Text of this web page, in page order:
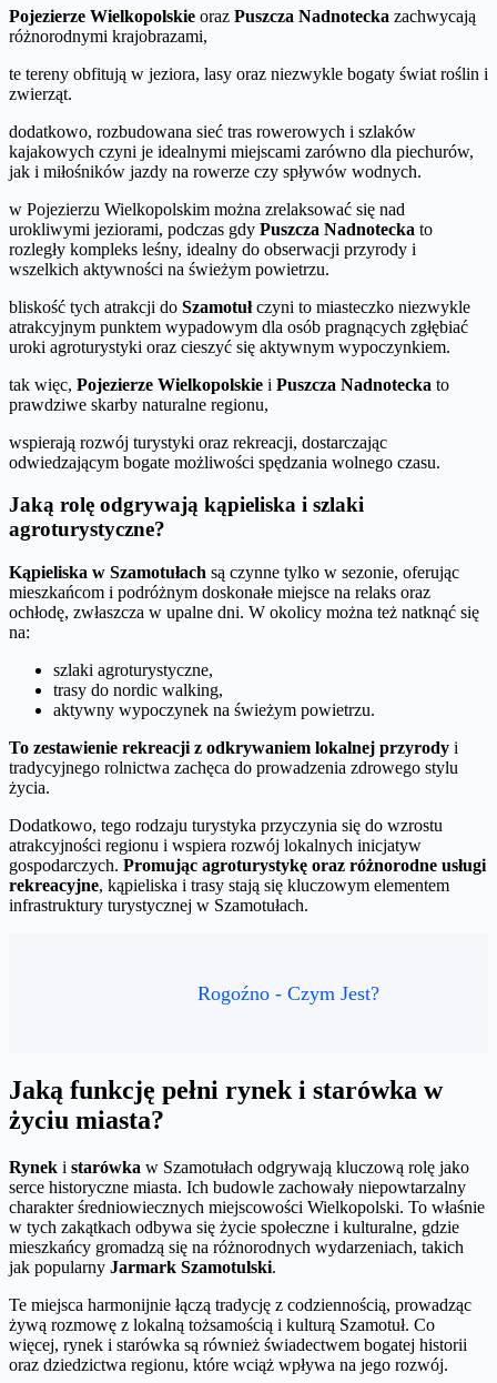
Pojezierze Wielkopolskie oraz Puszcza Nadnotecka zachwycają
różnorodnymi krajobrazami,
te tereny obfitują w jeziora, lasy oraz niezwykle bogaty świat roślin i
zwierząt.
dodatkowo, rozbudowana sieć tras rowerowych i szlaków
kajakowych czyni je idealnymi miejscami zarówno dla piechurów,
jak i miłośników jazdy na rowerze czy spływów wodnych.
w Pojezierzu Wielkopolskim można zrelaksować się nad
urokliwymi jeziorami, podczas gdy Puszcza Nadnotecka to
rozległy kompleks leśny, idealny do obserwacji przyrody i
wszelkich aktywności na świeżym powietrzu.
bliskość tych atrakcji do Szamotułczyni to miasteczko niezwykle
atrakcyjnym punktem wypadowym dla osób pragnących zgłębiać
uroki agroturystyki oraz cieszyć się aktywnym wypoczynkiem.
tak więc, Pojezierze Wielkopolskie i Puszcza Nadnotecka to
prawdziwe skarby naturalne regionu,
wspierają rozwój turystyki oraz rekreacji, dostarczając
odwiedzającym bogate możliwości spędzania wolnego czasu.
Jaką rolę odgrywają kąpieliska i szlaki
agroturystyczne?
Kąpieliska w Szamotułach są czynne tylko w sezonie, oferując
mieszkańcom i podróżnym doskonałe miejsce na relaks oraz
ochłodę, zwłaszcza w upalne dni. W okolicy można też natknąć się
na:
szlaki agroturystyczne,
trasy do nordic walking,
aktywny wypoczynek na świeżym powietrzu.
To zestawienie rekreacji z odkrywaniem lokalnej przyrody i
tradycyjnego rolnictwa zachęca do prowadzenia zdrowego stylu
życia.
Dodatkowo, tego rodzaju turystyka przyczynia się do wzrostu
atrakcyjności regionu i wspiera rozwój lokalnych inicjatyw
gospodarczych. Promując agroturystykę oraz różnorodne usługi
rekreacyjne, kąpieliska i trasy stają się kluczowym elementem
infrastruktury turystycznej w Szamotułach.
Rogoźno - Czym Jest?
Jaką funkcję pełni rynek i starówka w
życiu miasta?
Rynek i starówka w Szamotułach odgrywają kluczową rolę jako
serce historyczne miasta. Ich budowle zachowały niepowtarzalny
charakter średniowiecznych miejscowości Wielkopolski. To właśnie
w tych zakątkach odbywa się życie społeczne i kulturalne, gdzie
mieszkańcy gromadzą się na różnorodnych wydarzeniach, takich
jak popularny Jarmark Szamotulski.
Te miejsca harmonijnie łączą tradycję z codziennością, prowadząc
żywą rozmowę z lokalną tożsamością i kulturą Szamotuł. Co
więcej, rynek i starówka są również świadectwem bogatej historii
oraz dziedzictwa regionu, które wciąż wpływa na jego rozwój.